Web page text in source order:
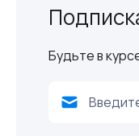
Будьте в